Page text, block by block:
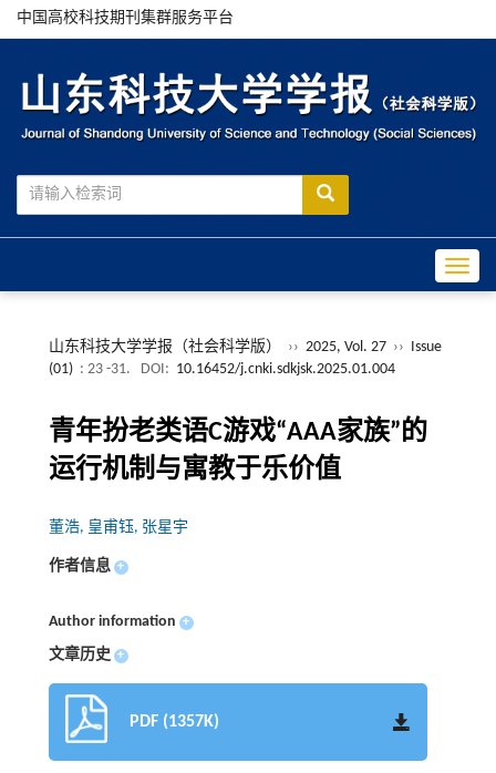
中国高校科技期刊集群服务平台
山东科技大学学报（社会科学版） ›› 2025, Vol. 27 ›› Issue
(01) : 23 -31. DOI: 10.16452/j.cnki.sdkjsk.2025.01.004
青年扮老类语C游戏“AAA家族”的
运行机制与寓教于乐价值
董浩, 皇甫钰, 张星宇
作者信息 +
Author information +
文章历史 +
PDF (1357K)